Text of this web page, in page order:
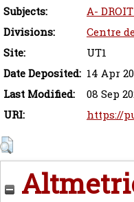
Subjects:
A-
Divisions:
Centre
Site:
UT1
Date Deposited: 14 Apr
Last Modified:
08 Sep
URI:
https://